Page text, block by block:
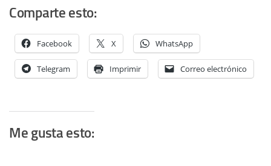
Comparte esto:
Facebook X WhatsApp
Telegram Imprimir Correo electrónico
Me gusta esto: